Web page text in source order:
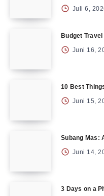
Juli 6,
Budget
Juni 16,
10 Best
Juni 15,
Subang Mas:
Juni 14,
3 Days on a